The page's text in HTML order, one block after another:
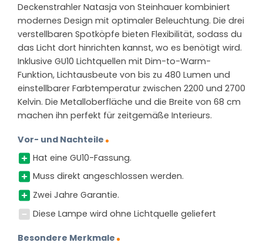
Deckenstrahler Natasja von Steinhauer kombiniert
modernes Design mit optimaler Beleuchtung. Die drei
verstellbaren Spotköpfe bieten Flexibilität, sodass du
das Licht dort hinrichten kannst, wo es benötigt wird.
Inklusive GU10 Lichtquellen mit Dim-to-Warm-
Funktion, Lichtausbeute von bis zu 480 Lumen und
einstellbarer Farbtemperatur zwischen 2200 und 2700
Kelvin. Die Metalloberfläche und die Breite von 68 cm
machen ihn perfekt für zeitgemäße Interieurs.
Vor- und Nachteile
Hat eine GU10-Fassung.
Muss direkt angeschlossen werden.
Zwei Jahre Garantie.
Diese Lampe wird ohne Lichtquelle geliefert
Besondere Merkmale